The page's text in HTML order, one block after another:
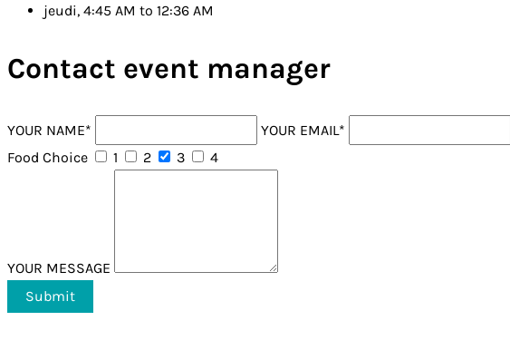
jeudi, 4:45 AM to 12:36 AM
Contact event manager
YOUR NAME* YOUR EMAIL*
Food Choice
1 2 3 4
YOUR MESSAGE